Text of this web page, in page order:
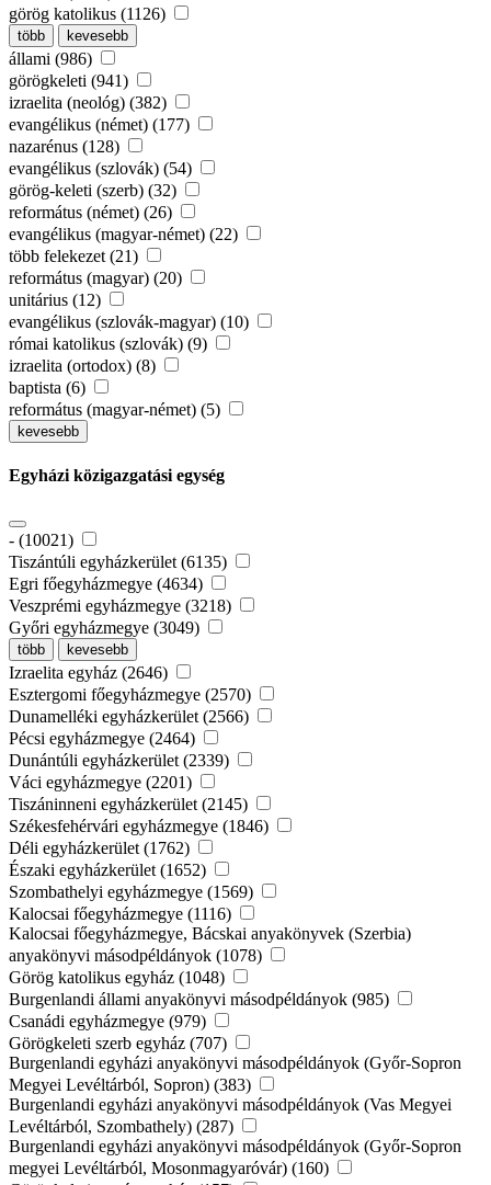
görög katolikus (1126)
több kevesebb
állami (986)
görögkeleti (941)
izraelita (neológ) (382)
evangélikus (német) (177)
nazarénus (128)
evangélikus (szlovák) (54)
görög-keleti (szerb) (32)
református (német) (26)
evangélikus (magyar-német) (22)
több felekezet (21)
református (magyar) (20)
unitárius (12)
evangélikus (szlovák-magyar) (10)
római katolikus (szlovák) (9)
izraelita (ortodox) (8)
baptista (6)
református (magyar-német) (5)
kevesebb
Egyházi közigazgatási egység
- (10021)
Tiszántúli egyházkerület (6135)
Egri főegyházmegye (4634)
Veszprémi egyházmegye (3218)
Győri egyházmegye (3049)
több kevesebb
Izraelita egyház (2646)
Esztergomi főegyházmegye (2570)
Dunamelléki egyházkerület (2566)
Pécsi egyházmegye (2464)
Dunántúli egyházkerület (2339)
Váci egyházmegye (2201)
Tiszáninneni egyházkerület (2145)
Székesfehérvári egyházmegye (1846)
Déli egyházkerület (1762)
Északi egyházkerület (1652)
Szombathelyi egyházmegye (1569)
Kalocsai főegyházmegye (1116)
Kalocsai főegyházmegye, Bácskai anyakönyvek (Szerbia)
anyakönyvi másodpéldányok (1078)
Görög katolikus egyház (1048)
Burgenlandi állami anyakönyvi másodpéldányok (985)
Csanádi egyházmegye (979)
Görögkeleti szerb egyház (707)
Burgenlandi egyházi anyakönyvi másodpéldányok (Győr-Sopron
Megyei Levéltárból, Sopron) (383)
Burgenlandi egyházi anyakönyvi másodpéldányok (Vas Megyei
Levéltárból, Szombathely) (287)
Burgenlandi egyházi anyakönyvi másodpéldányok (Győr-Sopron
megyei Levéltárból, Mosonmagyaróvár) (160)